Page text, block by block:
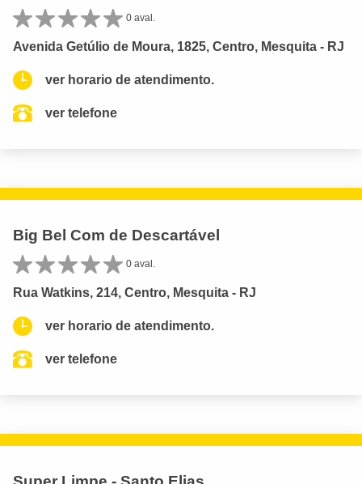
0 aval.
Avenida Getúlio de Moura, 1825, Centro, Mesquita - RJ
ver horario de atendimento.
ver telefone
Big Bel Com de Descartável
0 aval.
Rua Watkins, 214, Centro, Mesquita - RJ
ver horario de atendimento.
ver telefone